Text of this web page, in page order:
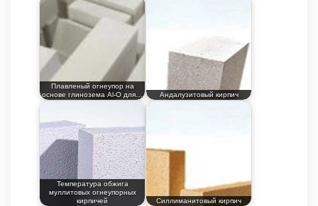
Плавленый огнеупор на
основе глинозема Al-O для…
Андалузитовый кирпич
Температура обжига
муллитовых огнеупорных
кирпичей
Силлиманитовый кирпич